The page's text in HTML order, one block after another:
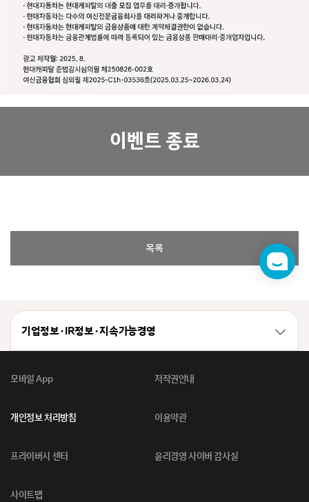
이벤트 종료
목록
챗
봇
기업정보 · IR정보 · 지속가능경영
모바일 App 저작권안내
개인정보 처리방침 이용약관
프라이버시 센터 윤리경영 사이버 감사실
사이트맵